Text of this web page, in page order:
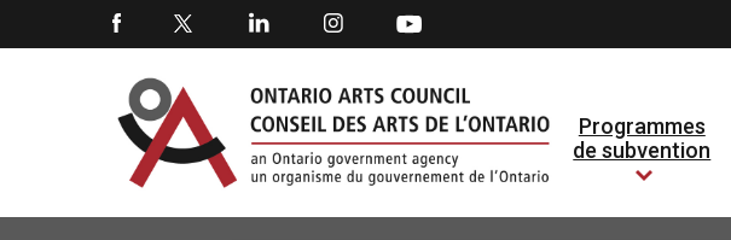
Programmes
de subvention